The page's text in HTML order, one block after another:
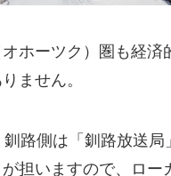
ホーツク）圏も経済
ません。
路側は「釧路放送局
が担いますので、ロー